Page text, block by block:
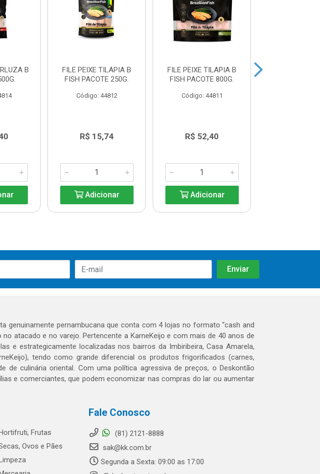
B
FILE PEIXE TILAPIA B
FISH PACOTE 250G.
Código: 44812
R$ 15,74
Adicionar
FILE PEIXE TILAPIA B
FISH PACOTE 800G.
Código: 44811
R$ 52,40
Adicionar
genuinamente pernambucana que conta com 4 lojas no formato “cash and
atacado e no varejo. Pertencente a KarneKeijo e com mais de 40 anos de
e estrategicamente localizadas nos bairros da Imbiribeira, Casa Amarela,
tendo como grande diferencial os produtos frigorificados (carnes,
de culinária oriental. Com uma política agressiva de preços, o Deskontão
e comerciantes, que podem economizar nas compras do lar ou aumentar
Hortifruti, Frutas
Ovos e Pães
Limpeza
Fale Conosco
(81) 2121-8888
sak@kk.com.br
Segunda a Sexta: 09:00 as 17:00